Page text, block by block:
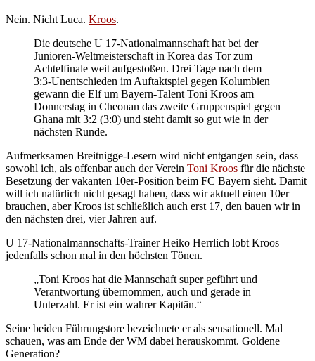
Nein. Nicht Luca. Kroos.
Die deutsche U 17-Nationalmannschaft hat bei der
Junioren-Weltmeisterschaft in Korea das Tor zum
Achtelfinale weit aufgestoßen. Drei Tage nach dem
3:3-Unentschieden im Auftaktspiel gegen Kolumbien
gewann die Elf um Bayern-Talent Toni Kroos am
Donnerstag in Cheonan das zweite Gruppenspiel gegen
Ghana mit 3:2 (3:0) und steht damit so gut wie in der
nächsten Runde.
Aufmerksamen Breitnigge-Lesern wird nicht entgangen sein, dass
sowohl ich, als offenbar auch der Verein Toni Kroos für die nächste
Besetzung der vakanten 10er-Position beim FC Bayern sieht. Damit
will ich natürlich nicht gesagt haben, dass wir aktuell einen 10er
brauchen, aber Kroos ist schließlich auch erst 17, den bauen wir in
den nächsten drei, vier Jahren auf.
U 17-Nationalmannschafts-Trainer Heiko Herrlich lobt Kroos
jedenfalls schon mal in den höchsten Tönen.
„Toni Kroos hat die Mannschaft super geführt und
Verantwortung übernommen, auch und gerade in
Unterzahl. Er ist ein wahrer Kapitän.“
Seine beiden Führungstore bezeichnete er als sensationell. Mal
schauen, was am Ende der WM dabei herauskommt. Goldene
Generation?